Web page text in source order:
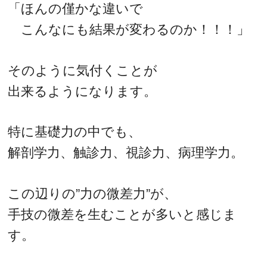
「ほんの僅かな違いで
こんなにも結果が変わるのか！！！」
そのように気付くことが
出来るようになります。
特に基礎力の中でも、
解剖学力、触診力、視診力、病理学力。
この辺りの”力の微差力”が、
手技の微差を生むことが多いと感じま
す。